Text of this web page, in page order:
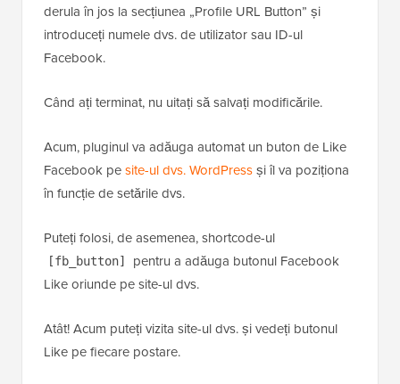
derula în jos la secțiunea „Profile URL Button” și
introduceți numele dvs. de utilizator sau ID-ul
Facebook.
Când ați terminat, nu uitați să salvați modificările.
Acum, pluginul va adăuga automat un buton de Like
Facebook pesite-ul dvs. WordPressși îl va poziționa
în funcție de setările dvs.
Puteți folosi, de asemenea, shortcode-ul
[fb_button]
pentru a adăuga butonul Facebook
Like oriunde pe site-ul dvs.
Atât! Acum puteți vizita site-ul dvs. și vedeți butonul
Like pe fiecare postare.